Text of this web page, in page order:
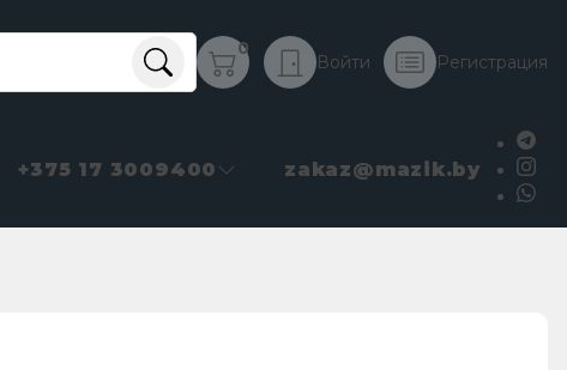
0
Войти Регистрация
+375 17 3009400 zakaz@mazik.by